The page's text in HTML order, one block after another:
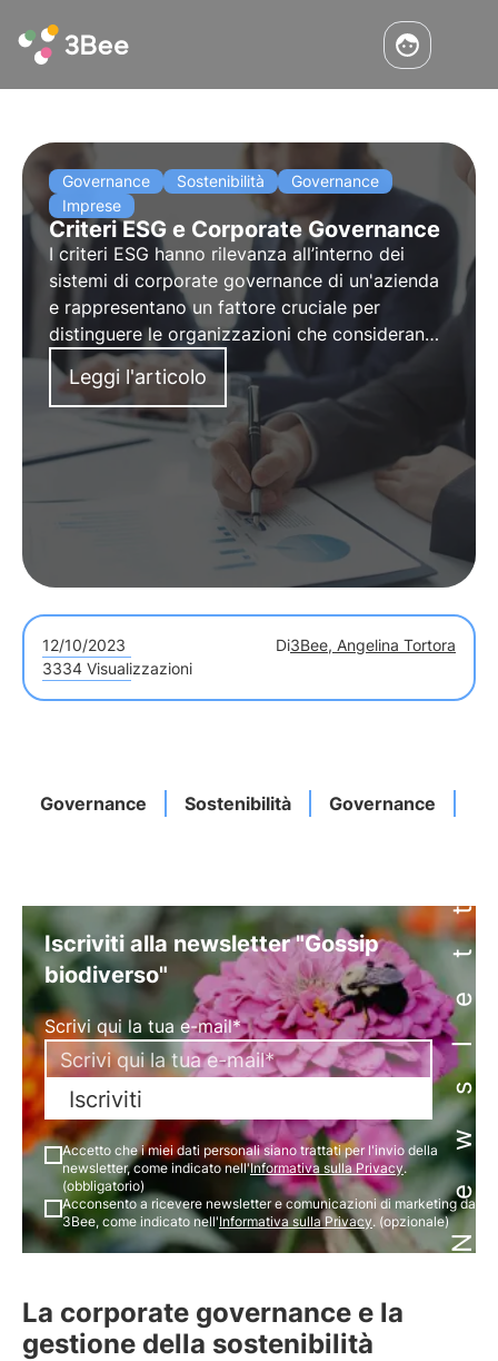
Governance Sostenibilità
Governance
Imprese
Criteri ESG e Corporate Governance
I criteri ESG hanno rilevanza all’interno dei
sistemi di corporate governance di un'azienda
e rappresentano un fattore cruciale per
distinguere le organizzazioni che considerano
la sostenibilità al centro del proprio modello
d'impresa da quelle che si avvicinano per
motivi di comunicazione esterna.
Leggi l'articolo
12/10/2023 Di3Bee, Angelina Tortora
3334 Visualizzazioni
Governance Sostenibilità Governance Newsletter
Iscriviti alla newsletter "Gossip
biodiverso"
Scrivi qui la tua e-mail*
Iscriviti
Accetto che i miei dati personali siano trattati per l'invio della
newsletter, come indicato nell'Informativa sulla Privacy.
(obbligatorio)
Acconsento a ricevere newsletter e comunicazioni di marketing da
3Bee, come indicato nell'Informativa sulla Privacy. (opzionale)
La corporate governance e la
gestione della sostenibilità